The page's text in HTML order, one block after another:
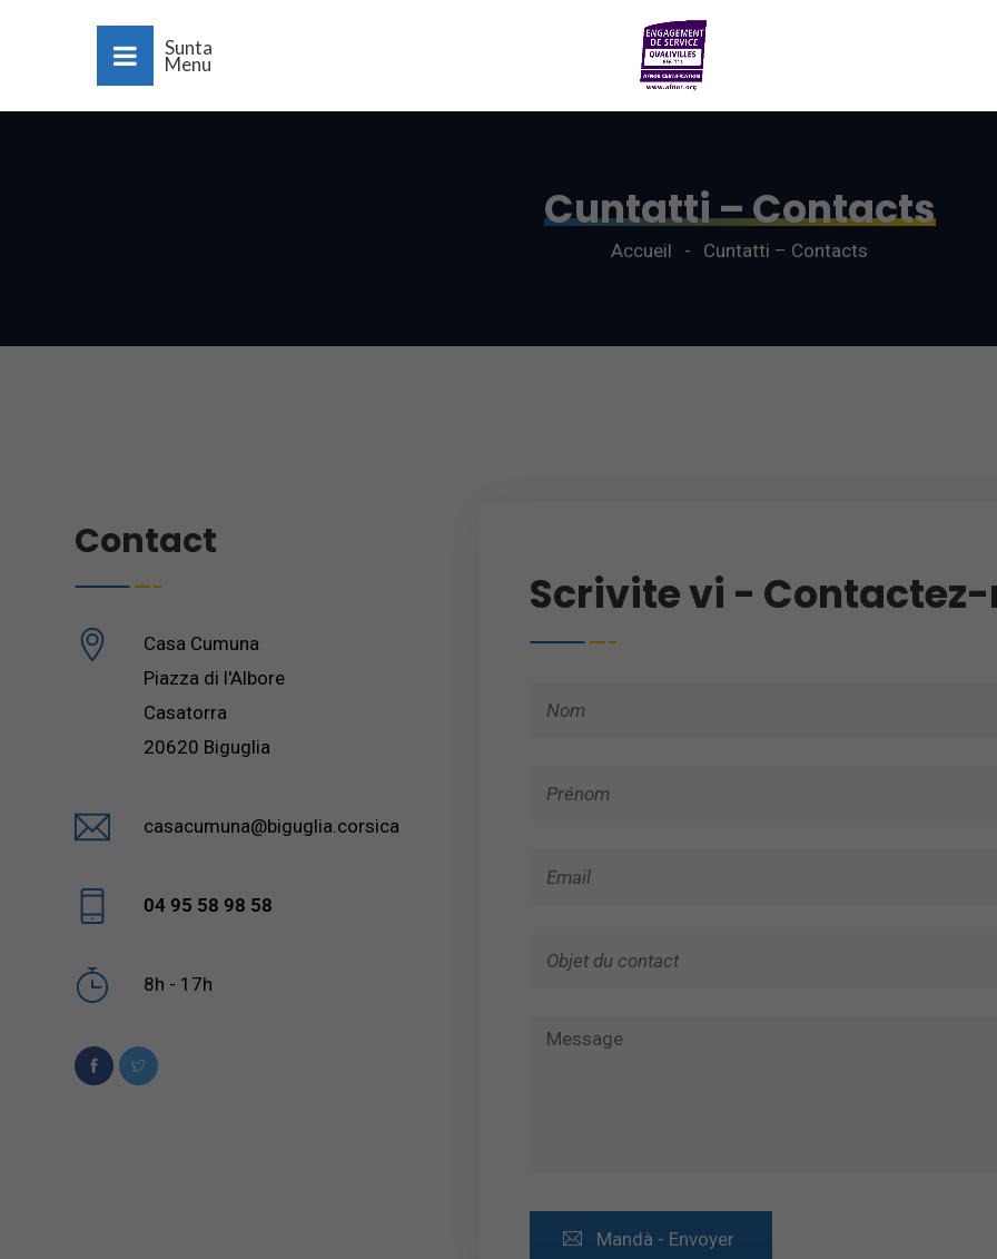
Sunta
Menu
Cuntatti – Contacts
Accueil Cuntatti – Contacts
Contact
Casa Cumuna
Piazza di l'Albore
Casatorra
20620 Biguglia
casacumuna@biguglia.corsica
04 95 58 98 58
8h - 17h
Scrivite vi -